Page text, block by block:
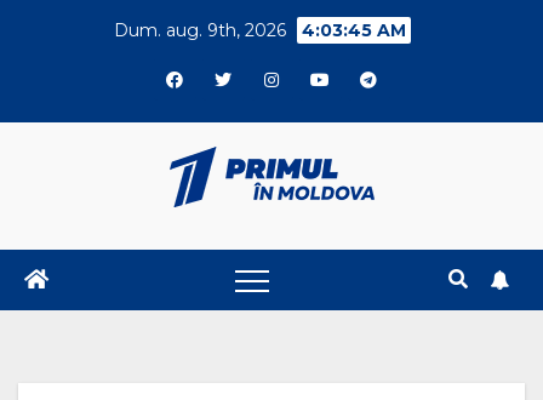
Dum. aug. 9th, 2026 4:03:46 AM